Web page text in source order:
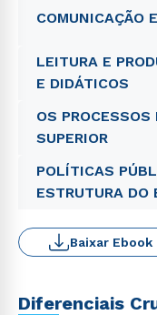
COMUNICAÇÃO
LEITURA E
E DIDÁTICOS
OS
SUPERIOR
POLÍTICAS
ESTRUTURA DO
Baixar Ebook
Diferenciais